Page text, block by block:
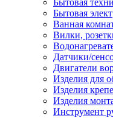
Бытовая
Бытовая
Ванная
Вилки,
Датчики/
Двигатели
Изделия для
Изделия
Изделия
Инструмент